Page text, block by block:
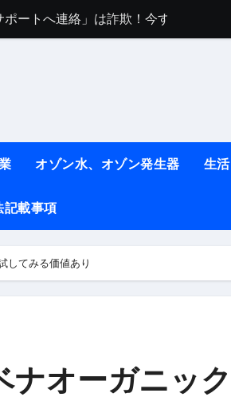
か？被害者への補償や損害賠償をわか
ト、食事はこれからやりました！【
10kg減量した、私の痩せる9つの習慣
報収集との関係と見分け方を解説
オゾン水、オゾン発生器 生
記載事項
してみる価値あり
ナオーガニッ